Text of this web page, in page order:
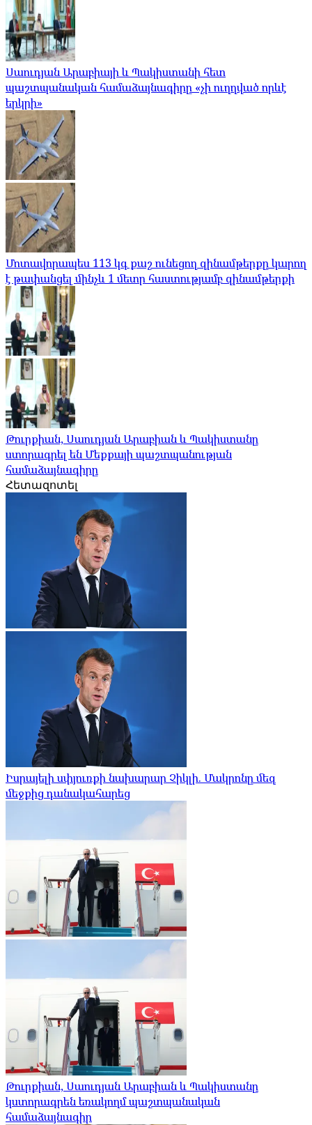
Սաուդյան Արաբիայի և Պակիստանի հետ
պաշտպանական համաձայնագիրը «չի ուղղված որևէ
երկրի»
Մոտավորապես 113 կգ քաշ ունեցող զինամթերքը կարող
է թափանցել մինչև 1 մետր հաստությամբ զինամթերքի
Թուրքիան, Սաուդյան Արաբիան և Պակիստանը
ստորագրել են Մեքքայի պաշտպանության
համաձայնագիրը
Հետազոտել
Իսրայելի սփյուռքի նախարար Չիկլի. Մակրոնը մեզ
մեջքից դանակահարեց
Թուրքիան, Սաուդյան Արաբիան և Պակիստանը
կստորագրեն եռակողմ պաշտպանական
համաձայնագիր